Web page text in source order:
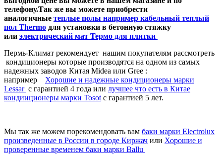
телефону.Так же вы можете приобрести
аналогичные теплые полы например кабельный теплый
пол Thermo для установки в бетонную стяжку
или электрический мат Термо для плитки
Пермь-Климат рекомендует нашим покупателям рассмотреть
кондиционеры которые производятся на одном из самых
надежных заводов Китая Midea или Gree :
например Хорошие и надежные кондиционеры марки
Lessar c гарантией 4 года или лучшее что есть в Китае
кондииционеры марки Tosot с гарантией 5 лет.
Мы так же можем порекомендовать вам баки марки Electrolux
произведенные в России в городе Киржач или Хорошие и
проверенные временем баки марки Ballu